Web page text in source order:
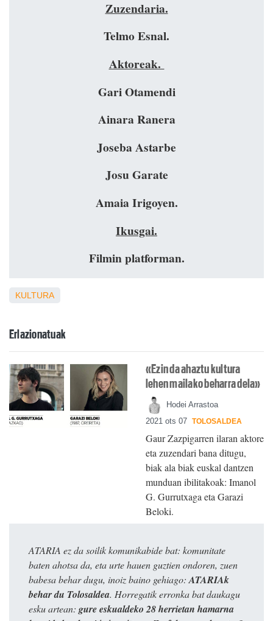
Zuzendaria.
Telmo Esnal.
Aktoreak.
Gari Otamendi
Ainara Ranera
Joseba Astarbe
Josu Garate
Amaia Irigoyen.
Ikusgai.
Filmin platforman.
KULTURA
Erlazionatuak
«Ezin da ahaztu kultura
lehen mailako beharra dela»
Hodei Arrastoa
2021 ots 07 TOLOSALDEA
Gaur Zazpigarren ilaran aktore
eta zuzendari bana ditugu,
biak ala biak euskal dantzen
munduan ibilitakoak: Imanol
G. Gurrutxaga eta Garazi
Beloki.
ATARIA ez da soilik komunikabide bat: komunitate
baten ahotsa da, eta urte hauen guztien ondoren, zuen
babesa behar dugu, inoiz baino gehiago:ATARIAk
behar du Tolosaldea. Horregatik erronka bat daukagu
esku artean: gure eskualdeko 28 herrietan hamarna